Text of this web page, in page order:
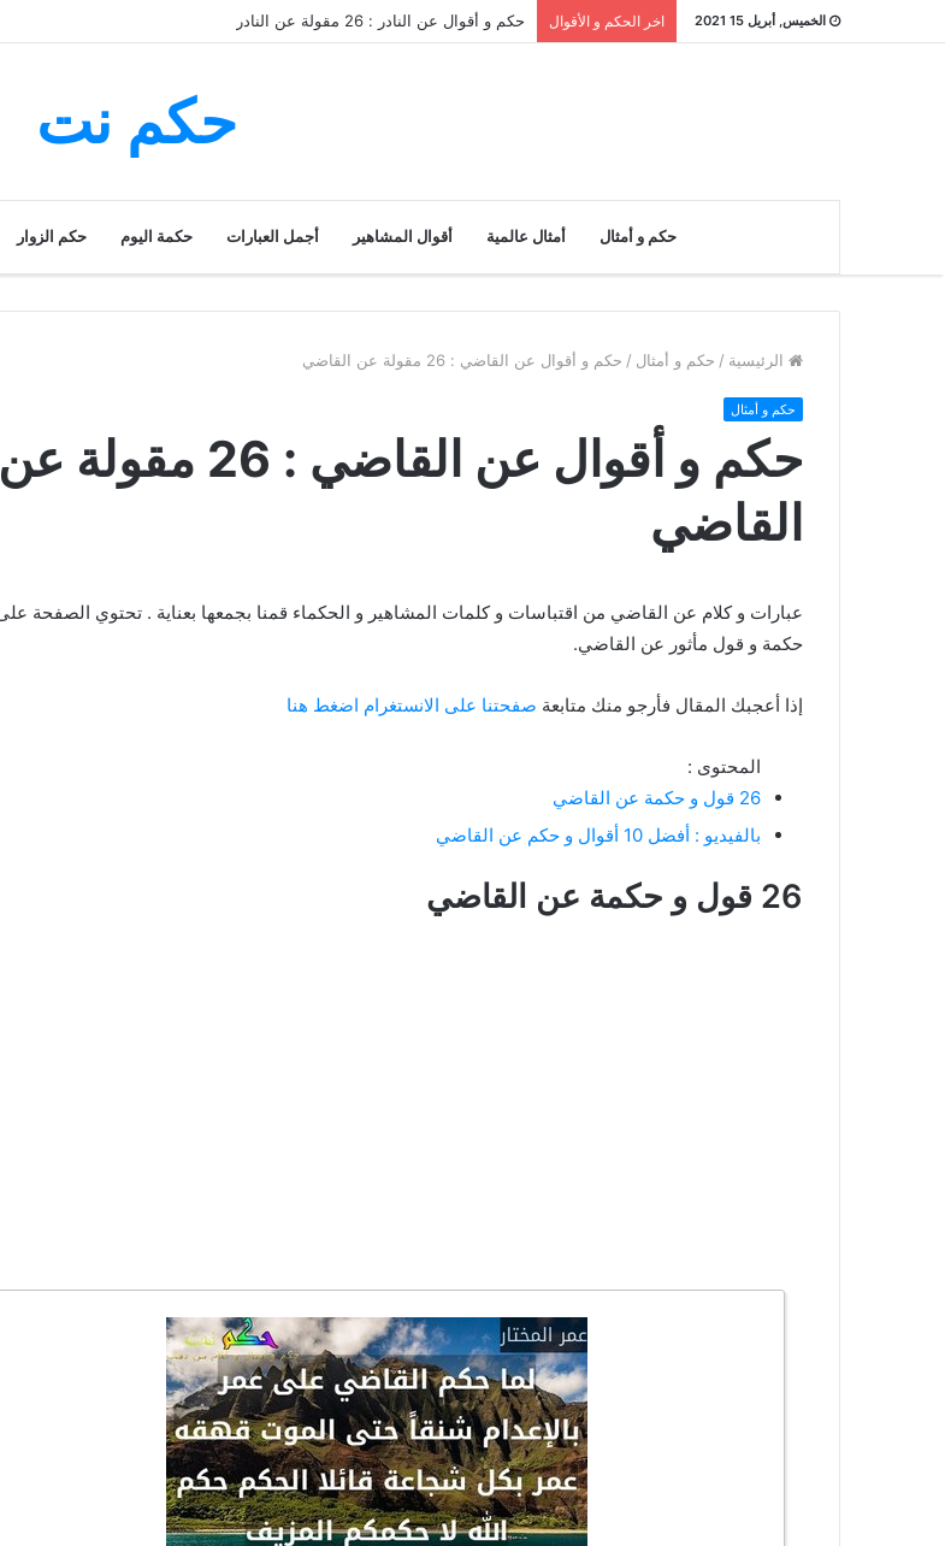
الخميس, أبريل 15 2021 اخر الحكم و الأقوال حكم و أقوال عن النادر : 26 مقولة عن النادر
حكم نت
حكم و أمثال أمثال عالمية أقوال المشاهير أجمل العبارات حكمة اليوم حكم الزوار
الرئيسية / حكم و أمثال / حكم و أقوال عن القاضي : 26 مقولة عن القاضي
حكم و أمثال
حكم و أقوال عن القاضي : 26 مقولة عن
القاضي
حكمة و قول مأثور عن القاضي.
إذا أعجبك المقال فأرجو منك متابعة صفحتنا على الانستغرام اضغط هنا
المحتوى :
26 قول و حكمة عن القاضي
بالفيديو : أفضل 10 أقوال و حكم عن القاضي
26 قول و حكمة عن القاضي